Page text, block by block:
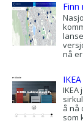
Finn
nå
å nå
som